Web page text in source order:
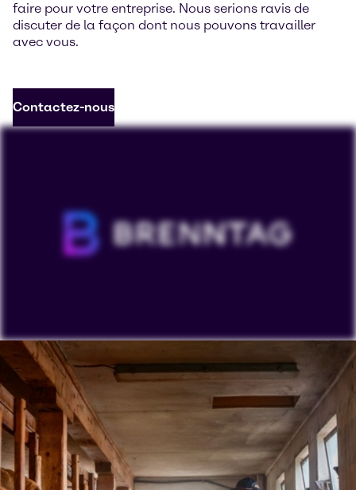
faire pour votre entreprise. Nous serions ravis de
discuter de la façon dont nous pouvons travailler
avec vous.
Contactez-nous
Pour visionner nos vidéos sur YouTube, vous devez
accepter les "cookies de ciblage". L'affichage de ce
contenu peut amener YouTube à traiter des données
personnelles ou à placer des cookies sur votre
appareil.
Cookies SettingsVoir sur YouTube